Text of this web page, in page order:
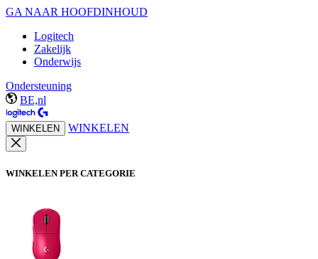
GA NAAR HOOFDINHOUD
Logitech
Zakelijk
Onderwijs
Ondersteuning
BE,nl
WINKELEN WINKELEN
WINKELEN PER CATEGORIE